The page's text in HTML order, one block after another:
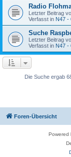
Radio
Letzter Beitrag
Verfasst in N47 -
Suche
Letzter Beitrag
Verfasst in N47 -
Die Suche ergab
Foren-Übersicht
Powered